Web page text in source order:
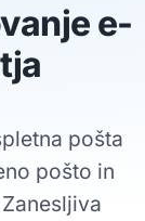
e-
pošta
pošto in